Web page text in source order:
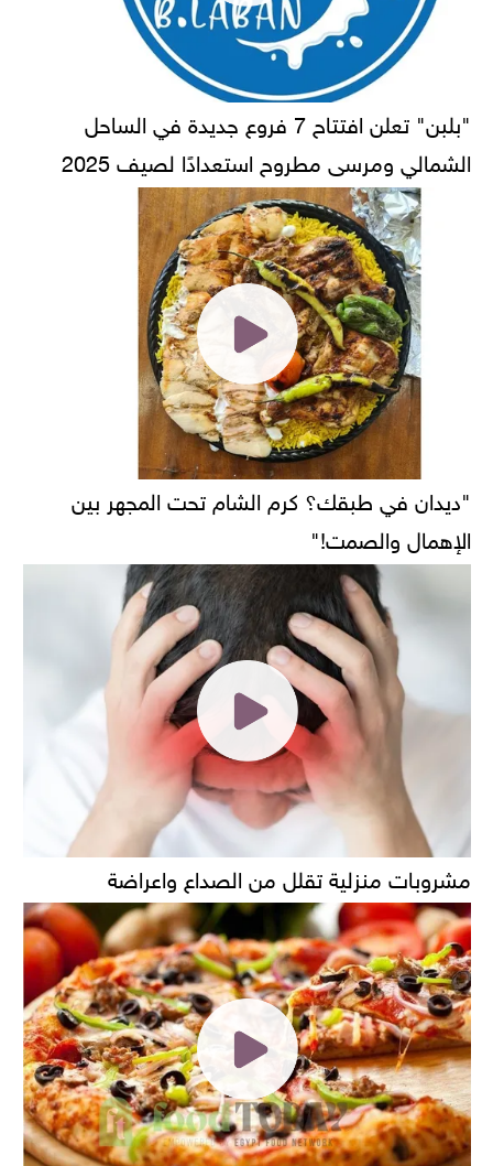
"بلبن" تعلن افتتاح 7 فروع جديدة في الساحل
الشمالي ومرسى مطروح استعدادًا لصيف 2025
"ديدان في طبقك؟ كرم الشام تحت المجهر بين
الإهمال والصمت!"
مشروبات منزلية تقلل من الصداع واعراضة